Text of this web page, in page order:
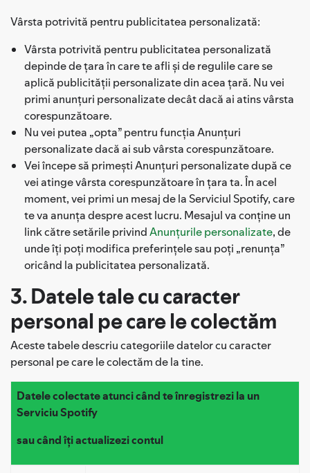
Vârsta potrivită pentru publicitatea personalizată:
Vârsta potrivită pentru publicitatea personalizată
depinde de țara în care te afli și de regulile care se
aplică publicității personalizate din acea țară. Nu vei
primi anunțuri personalizate decât dacă ai atins vârsta
corespunzătoare.
Nu vei putea „opta” pentru funcția Anunțuri
personalizate dacă ai sub vârsta corespunzătoare.
Vei începe să primești Anunțuri personalizate după ce
vei atinge vârsta corespunzătoare în țara ta. În acel
moment, vei primi un mesaj de la Serviciul Spotify, care
te va anunța despre acest lucru. Mesajul va conține un
link către setările privindAnunțurile personalizate, de
unde îți poți modifica preferințele sau poți „renunța”
oricând la publicitatea personalizată.
3. Datele tale cu caracter
personal pe care le colectăm
Aceste tabele descriu categoriile datelor cu caracter
personal pe care le colectăm de la tine.
Datele colectate atunci când te înregistrezi la un
Serviciu Spotify
sau când îți actualizezi contul